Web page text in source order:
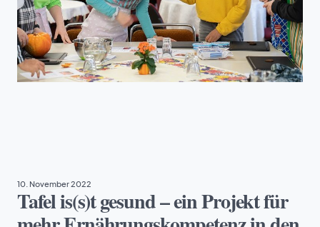
10. November 2022
Tafel is(s)t gesund – ein Projekt für